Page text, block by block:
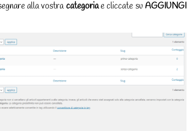
alla vostracategoriae cliccate suAGGIUNGI